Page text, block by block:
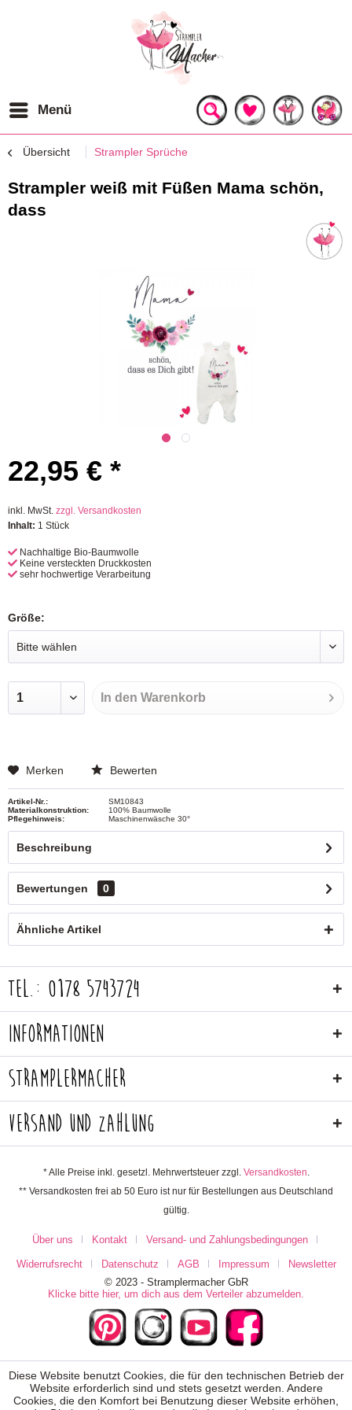
Menü
Übersicht Strampler Sprüche
Strampler weiß mit Füßen Mama schön,
dass
22,95 € *
inkl. MwSt. zzgl. Versandkosten
Inhalt: 1 Stück
Nachhaltige Bio-Baumwolle
Keine versteckten Druckkosten
sehr hochwertige Verarbeitung
Größe:
In den Warenkorb
Merken Bewerten
Artikel-Nr.:
SM10843
Materialkonstruktion:
100% Baumwolle
Pflegehinweis:
Maschinenwäsche 30°
Beschreibung
Bewertungen 0
Ähnliche Artikel
Tel.: 0178 5743724
Informationen
Stramplermacher
Versand und Zahlung
* Alle Preise inkl. gesetzl. Mehrwertsteuer zzgl. Versandkosten.
** Versandkosten frei ab 50 Euro ist nur für Bestellungen aus Deutschland
gültig.
Über uns Kontakt Versand- und Zahlungsbedingungen
Widerrufsrecht Datenschutz AGB Impressum
Newsletter
© 2023 - Stramplermacher GbR
Klicke bitte hier, um dich aus dem Verteiler abzumelden.
Diese Website benutzt Cookies, die für den technischen Betrieb der
Website erforderlich sind und stets gesetzt werden. Andere
Cookies, die den Komfort bei Benutzung dieser Website erhöhen,